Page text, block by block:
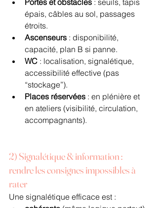
épais, câbles au sol, passages
étroits.
Ascenseurs : disponibilité,
capacité, plan B si panne.
WC : localisation, signalétique,
accessibilité effective (pas
“stockage”).
Places réservées : en plénière et
en ateliers (visibilité, circulation,
accompagnants).
2) Signalétique & information :
rendre les consignes impossibles à
rater
Une signalétique efficace est :